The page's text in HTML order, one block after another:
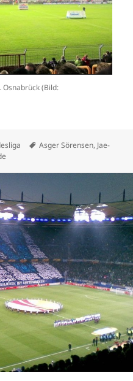
Osnabrück (Bild:
Schlagwörter
Asger Sörensen, Jae-